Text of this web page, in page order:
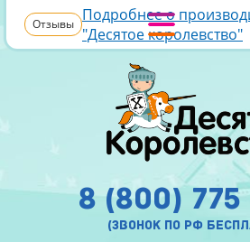
Отзывы Подробнее о
"Десятое королевство"
8 (800) 775
(звонок по рф